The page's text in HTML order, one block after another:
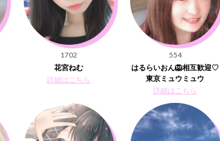
1702
花宮ねむ
詳細はこちら
554
はるらいおん🦁相互歓迎♡
東京ミュウミュウ
詳細はこちら